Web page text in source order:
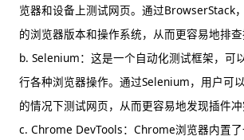
览器和设备上测试网页。通过BrowserStack
的浏览器版本和操作系统，从而更容易地排查
b. Selenium：这是一个自动化测试框架，可
行各种浏览器操作。通过Selenium，用户可
的情况下测试网页，从而更容易地发现插件冲
c. Chrome DevTools：Chrome浏览器内置